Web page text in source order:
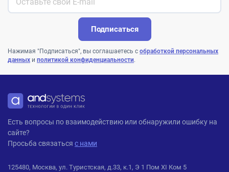
Подписаться
Нажимая "Подписаться", вы соглашаетесь с обработкой персональных
данных и политикой конфиденциальности.
ANDPRO
Есть вопросы по взаимодействию или обнаружили ошибку на
сайте?
Просьба связаться с нами
125480, Москва, ул. Туристская, д.33, к.1, Э 1 Пом XI Ком 5